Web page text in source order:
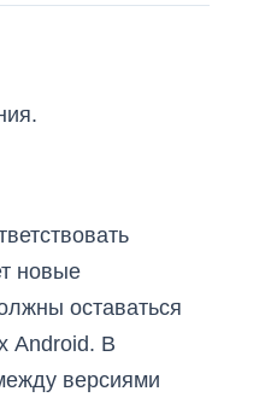
новые
оставаться
Android. В
версиями